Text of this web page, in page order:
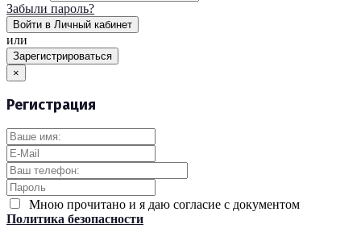
Забыли пароль?
Войти в Личный кабинет
или
Зарегистрироваться
×
Регистрация
Мною прочитано и я даю согласие с документом
Политика безопасности